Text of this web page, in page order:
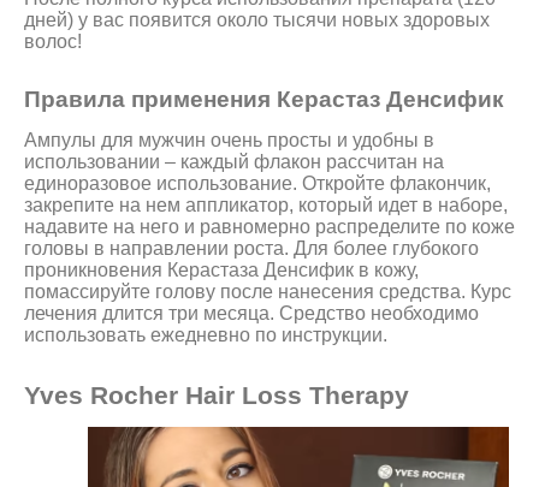
дней) у вас появится около тысячи новых здоровых
волос!
Правила применения Керастаз Денсифик
Ампулы для мужчин очень просты и удобны в
использовании – каждый флакон рассчитан на
единоразовое использование. Откройте флакончик,
закрепите на нем аппликатор, который идет в наборе,
надавите на него и равномерно распределите по коже
головы в направлении роста. Для более глубокого
проникновения Керастаза Денсифик в кожу,
помассируйте голову после нанесения средства. Курс
лечения длится три месяца. Средство необходимо
использовать ежедневно по инструкции.
Yves Rocher Hair Loss Therapy